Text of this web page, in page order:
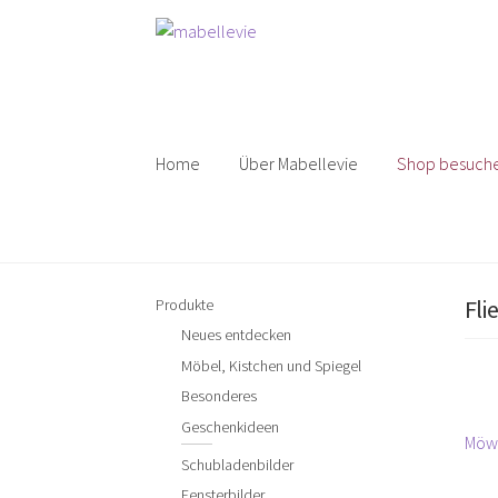
Zur
Zum
Home Über Mabellevie Shop
Produkte
Neues entdecken
Möbel, Kistchen und Spiegel
Besonderes
Geschenkideen
Schubladenbilder